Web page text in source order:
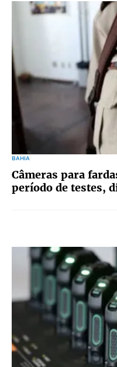
BAHIA
Câmeras para
período de testes,